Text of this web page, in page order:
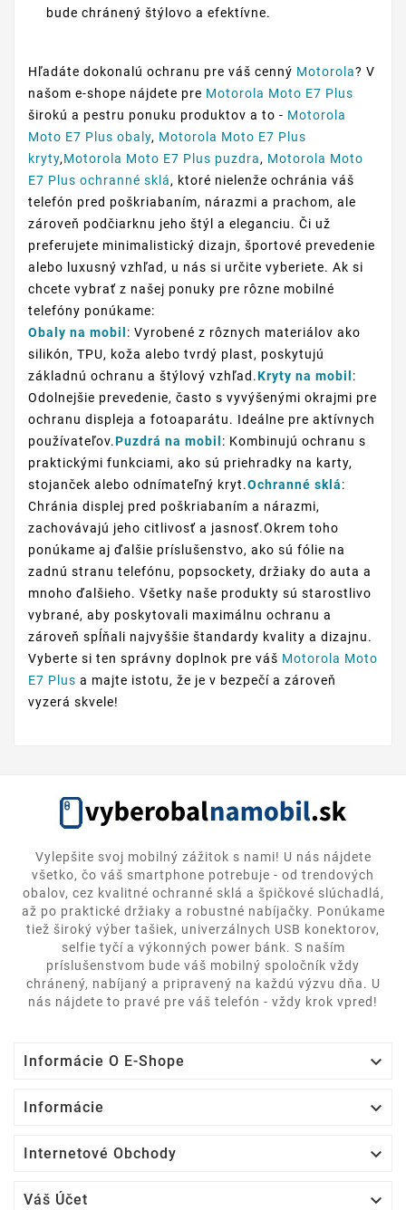
bude chránený štýlovo a efektívne.
Hľadáte dokonalú ochranu pre váš cenný Motorola? V
našom e-shope nájdete pre Motorola Moto E7 Plus
širokú a pestru ponuku produktov a to - Motorola
Moto E7 Plus obaly, Motorola Moto E7 Plus
kryty,Motorola Moto E7 Plus puzdra, Motorola Moto
E7 Plus ochranné sklá, ktoré nielenže ochránia váš
telefón pred poškriabaním, nárazmi a prachom, ale
zároveň podčiarknu jeho štýl a eleganciu. Či už
preferujete minimalistický dizajn, športové prevedenie
alebo luxusný vzhľad, u nás si určite vyberiete. Ak si
chcete vybrať z našej ponuky pre rôzne mobilné
telefóny ponúkame:
Obaly na mobil : Vyrobené z rôznych materiálov ako
silikón, TPU, koža alebo tvrdý plast, poskytujú
základnú ochranu a štýlový vzhľad.Kryty na mobil :
Odolnejšie prevedenie, často s vyvýšenými okrajmi pre
ochranu displeja a fotoaparátu. Ideálne pre aktívnych
používateľov.Puzdrá na mobil : Kombinujú ochranu s
praktickými funkciami, ako sú priehradky na karty,
stojanček alebo odnímateľný kryt.Ochranné sklá:
Chránia displej pred poškriabaním a nárazmi,
zachovávajú jeho citlivosť a jasnosť.Okrem toho
ponúkame aj ďalšie príslušenstvo, ako sú fólie na
zadnú stranu telefónu, popsockety, držiaky do auta a
mnoho ďalšieho. Všetky naše produkty sú starostlivo
vybrané, aby poskytovali maximálnu ochranu a
zároveň spĺňali najvyššie štandardy kvality a dizajnu.
Vyberte si ten správny doplnok pre váš Motorola Moto
E7 Plus a majte istotu, že je v bezpečí a zároveň
vyzerá skvele!
Vylepšite svoj mobilný zážitok s nami! U nás nájdete
všetko, čo váš smartphone potrebuje - od trendových
obalov, cez kvalitné ochranné sklá a špičkové slúchadlá,
až po praktické držiaky a robustné nabíjačky. Ponúkame
tiež široký výber tašiek, univerzálnych USB konektorov,
selfie tyčí a výkonných power bánk. S naším
príslušenstvom bude váš mobilný spoločník vždy
chránený, nabíjaný a pripravený na každú výzvu dňa. U
nás nájdete to pravé pre váš telefón - vždy krok vpred!
Informácie O E-Shope 
Informácie 
Internetové Obchody 
Váš Účet 